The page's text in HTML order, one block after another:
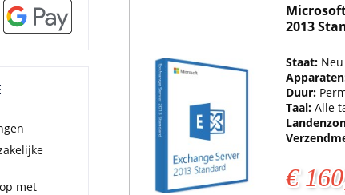
met
2013
Staat: Neu
Duur:
Taal:Alle
€